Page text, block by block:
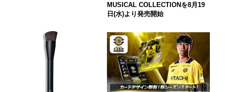
MUSICAL COLLECTIONを8月19
日(水)より発売開始